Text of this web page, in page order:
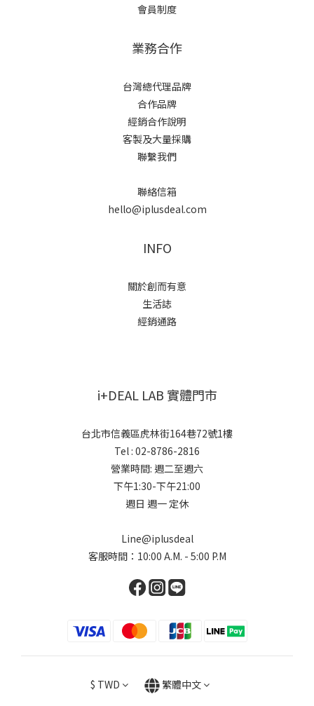
會員制度
業務合作
台灣總代理品牌
合作品牌
經銷合作說明
客製及大量採購
聯繫我們
聯絡信箱
hello@iplusdeal.com
INFO
關於創而有意
生活誌
經銷通路
i+DEAL LAB 實體門市
台北市信義區虎林街164巷72號1樓
Tel : 02-8786-2816
營業時間: 週二至週六
下午1:30-下午21:00
週日 週一 定休
Line@iplusdeal
客服時間：10:00 A.M. - 5:00 P.M
$ TWD 繁體中文